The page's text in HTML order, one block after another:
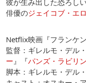
俳優のジェイコブ・エ
Netflix映画『フランケ
監督：ギレルモ・デル
ー 』『パンズ・ラビリ
脚本：ギレルモ・デル